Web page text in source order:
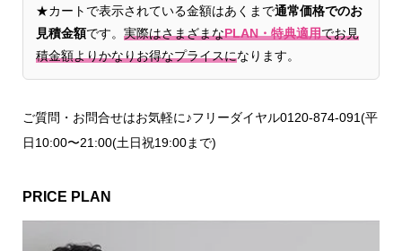
★カートで表示されている金額はあくまで通常価格でのお
見積金額です。 実際はさまざまなPLAN・特典適用でお見
積金額よりかなりお得なプライスになります。
ご質問・お問合せはお気軽に♪フリーダイヤル0120-874-091(平
日10:00〜21:00(土日祝19:00まで)
PRICE PLAN